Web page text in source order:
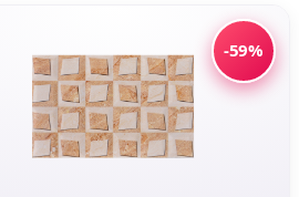
-59%